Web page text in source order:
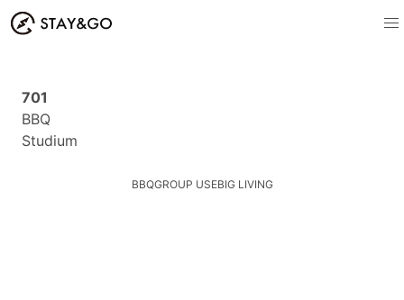
701
BBQ
Studium
BBQGROUP USEBIG LIVING